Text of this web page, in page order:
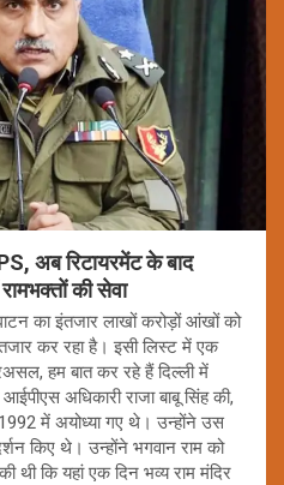
अब रिटायरमेंट के बाद
की सेवा
का इंतजार लाखों करोड़ों आंखों को
कर रहा है। इसी लिस्ट में एक
हम बात कर रहे हैं दिल्ली में
अधिकारी राजा बाबू सिंह की,
में अयोध्या गए थे। उन्होंने उस
किए थे। उन्होंने भगवान राम को
थी कि यहां एक दिन भव्य राम मंदिर